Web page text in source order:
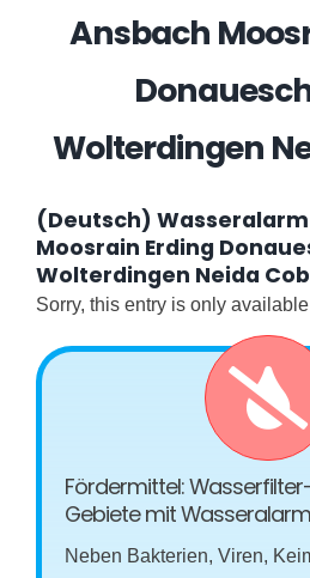
Ansbach
Wolterdingen
(Deutsch)
Moosrain Erding
Wolterdingen Neida
Sorry, this entry is only
Fördermittel:
Gebiete mit Wasseralarm
Neben Bakterien, Viren,